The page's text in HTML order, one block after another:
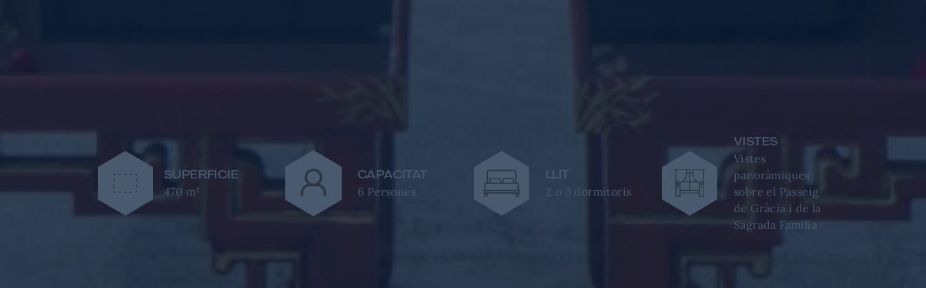
SUPERFÍCIE
470 m²
CAPACITAT
6 Persones
LLIT
2 o 3 dormitoris
VISTES
Vistes
panoràmiques
sobre el Passeig
de Gràcia i de la
Sagrada Família